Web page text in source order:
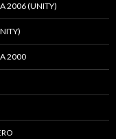
2006 (UNITY)
2000